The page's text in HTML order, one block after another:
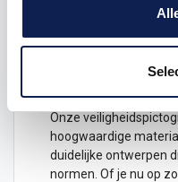
werkplekken waar
zich bewust zijn van
schoenen te dragen
Onze
hoogwaardige
duidelijke ontwerpen
normen. Of je nu op